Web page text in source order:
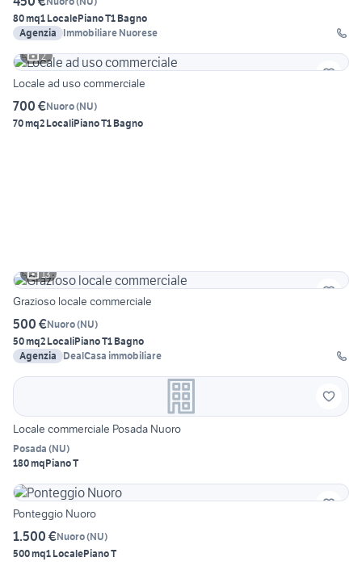
80 mq1 LocalePiano T1 Bagno
Agenzia
Immobiliare Nuorese
2
Locale ad uso commerciale
700 €Nuoro(NU)
70 mq2 LocaliPiano T1 Bagno
13
Grazioso locale commerciale
500 €Nuoro(NU)
50 mq2 LocaliPiano T1 Bagno
Agenzia
DealCasa immobiliare
Locale commerciale Posada Nuoro
Posada (NU)
180 mqPiano T
Ponteggio Nuoro
1.500 €Nuoro(NU)
500 mq1 LocalePiano T